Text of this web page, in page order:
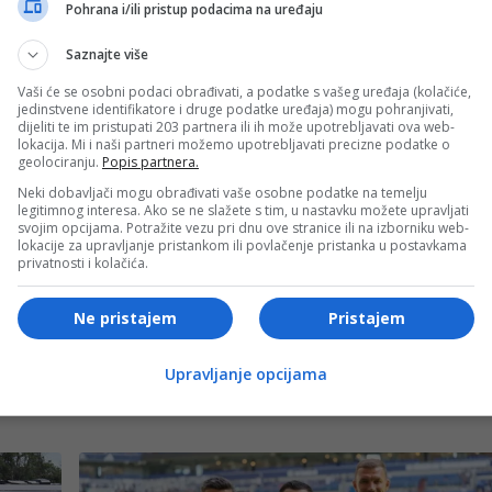
obzirom na to da su ljudi i dalje zarobljeni pod
- OGLAS -
saopštila je humanitarna organizacija Međunarodna
(IFRC).
a hiljade su raseljene” – dodaje se, navodeći
- OGLAS -
Pohrana i/ili pristup podacima na uređaju
Saznajte više
Vaši će se osobni podaci obrađivati, a podatke s vašeg uređaja (kolačiće,
jedinstvene identifikatore i druge podatke uređaja) mogu pohranjivati,
dijeliti te im pristupati 203 partnera ili ih može upotrebljavati ova web-
lokacija. Mi i naši partneri možemo upotrebljavati precizne podatke o
geolociranju. Popis partnera.
Neki dobavljači mogu obrađivati vaše osobne podatke na temelju
legitimnog interesa. Ako se ne slažete s tim, u nastavku možete upravljati
svojim opcijama. Potražite vezu pri dnu ove stranice ili na izborniku web-
lokacije za upravljanje pristankom ili povlačenje pristanka u postavkama
privatnosti i kolačića.
Pristajem
Ne pristajem
Upravljanje opcijama